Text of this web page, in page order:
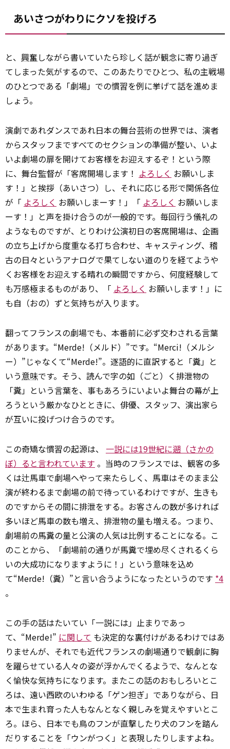
あいさつがわりにクソを投げろ
と、 興奮しながら書いていたら珍しく話が観念に寄り過ぎ
てしまった気がするので、このあたりでひとつ、私の主戦場
のひとつである「劇場」での慣習を例に挙げて話を進めま
しょう。
演劇であれダンスであれ日本の舞台芸術の世界では、演者
からスタッフまですべてのセクションの準備が整い、いよ
いよ劇場の扉を開けてお客様をお迎えするぞ！という際
に、舞台監督が「客席開場します！ よろしく お願いしま
す！」と挨拶（あいさつ）し、それに応じる形で関係各位
が「 よろしく お願いしまーす！」「 よろしく お願いしま
ーす！」と声を掛け合うのが一般的です。毎回行う儀礼の
ようなものですが、とりわけ公演初日の客席開場は、企画
の立ち上げから度重なる打ち合わせ、キャスティング、稽
古の日々というアナログで果てしない道のりを経てようや
くお客様をお迎えする晴れの瞬間ですから、何度経験して
も万感極まるものがあり、「 よろしく お願いします！」に
も自（おの）ずと気持ちが入ります。
翻ってフランスの劇場でも、本番前に必ず交わされる言葉
があります。“Merde!（メルド）”です。“Merci!（メルシ
ー）”じゃなくて“Merde!”。逐語的に直訳すると「糞」と
いう意味です。そう、読んで字の如（ごと）く排泄物の
「糞」という言葉を、事もあろうにいよいよ舞台の幕が上
ろうという厳かなひとときに、俳優、スタッフ、演出家ら
が互いに投げつけ合うのです。
この奇矯な慣習の起源は、 一説には19世紀に遡（さかの
ぼ）ると言われています 。当時のフランスでは、観客の多
くは辻馬車で劇場へやって来たらしく、馬車はそのまま公
演が終わるまで劇場の前で待っているわけですが、生きも
のですからその間に排泄をする。お客さんの数が多ければ
多いほど馬車の数も増え、排泄物の量も増える。つまり、
劇場前の馬糞の量と公演の人気は比例することになる。こ
のことから、「劇場前の通りが馬糞で埋め尽くされるくら
いの大成功になりますように！」という意味を込め
て“Merde!（糞）”と言い合うようになったというのです *4
。
この手の話はたいてい「一説には」止まりであっ
て、“Merde!” に関して も決定的な裏付けがあるわけではあ
りませんが、それでも近代フランスの劇場通りで観劇に胸
を躍らせている人々の姿が浮かんでくるようで、なんとな
く愉快な気持ちになります。またこの話のおもしろいとこ
ろは、遠い西欧のいわゆる「ゲン担ぎ」でありながら、日
本で生まれ育った人もなんとなく親しみを覚えやすいとこ
ろ。ほら、日本でも鳥のフンが直撃したり犬のフンを踏ん
だりすることを「ウンがつく」と表現したりしますよね。